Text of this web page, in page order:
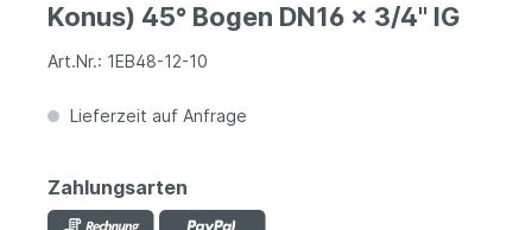
Konus) 45° Bogen DN16 x 3/4" IG
Art.Nr.: 1EB48-12-10
Lieferzeit auf Anfrage
Zahlungsarten